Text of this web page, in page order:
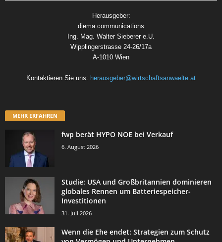
Herausgeber:
diema communications
Ing. Mag. Walter Sieberer e.U.
Wipplingerstrasse 24-26/17a
A-1010 Wien
Kontaktieren Sie uns: herausgeber@wirtschaftsanwaelte.at
MEHR ERFAHREN
fwp berät HYPO NOE bei Verkauf
6. August 2026
Studie: USA und Großbritannien dominieren
globales Rennen um Batteriespeicher-
Investitionen
31. Juli 2026
Wenn die Ehe endet: Strategien zum Schutz